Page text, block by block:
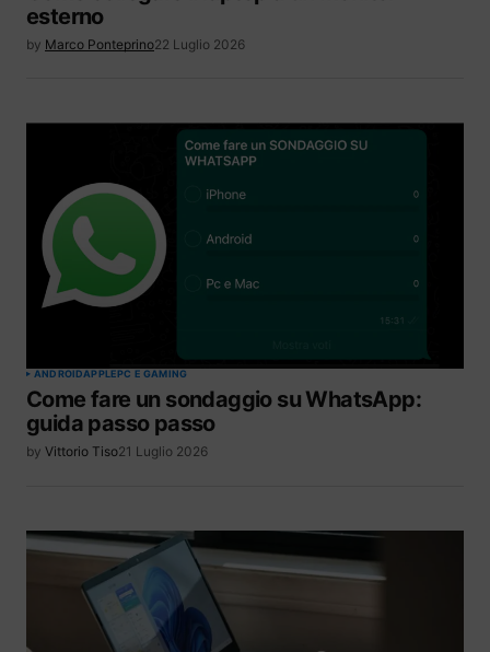
esterno
by Marco Ponteprino22 Luglio 2026
ANDROIDAPPLEPC E GAMING
Come fare un sondaggio su WhatsApp:
guida passo passo
by Vittorio Tiso21 Luglio 2026